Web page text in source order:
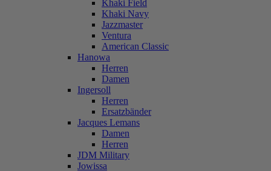
Khaki Field
Khaki Navy
Jazzmaster
Ventura
American Classic
Hanowa
Herren
Damen
Ingersoll
Herren
Ersatzbänder
Jacques Lemans
Damen
Herren
JDM Military
Jowissa